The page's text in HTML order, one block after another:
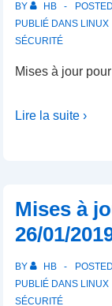
BY HB
PUBLIÉ DANS LINUX
SÉCURITÉ
Mises à jour
Lire la suite ›
Mises à
26/01/
BY HB
PUBLIÉ DANS LINUX
SÉCURITÉ